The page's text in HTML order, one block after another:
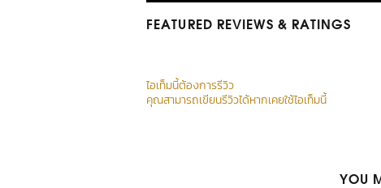
FEATURED REVIEWS & RATINGS
ไอเท็มนี้ต้องการรีวิว
คุณสามารถเขียนรีวิวได้หากเคยใช้ไอเท็มนี้
YOU